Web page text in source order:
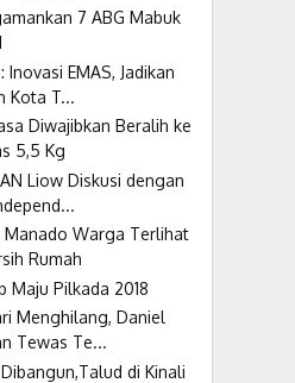
7 ABG Mabuk
EMAS, Jadikan
Kota T...
Diwajibkan Beralih ke
5,5 Kg
Liow Diskusi dengan
Manado Warga Terlihat
Rumah
Maju Pilkada 2018
Menghilang, Daniel
Tewas Te...
di Kinali